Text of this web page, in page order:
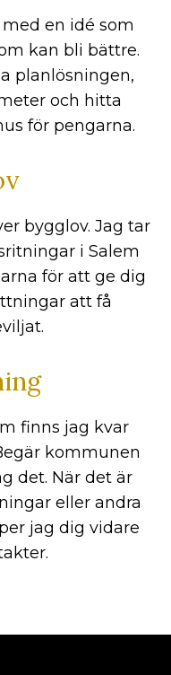
en idé som
kan bli bättre.
planlösningen,
och hitta
för pengarna.
bygglov. Jag tar
i Salem
för att ge dig
att få
finns jag kvar
kommunen
det. När det är
eller andra
jag dig vidare